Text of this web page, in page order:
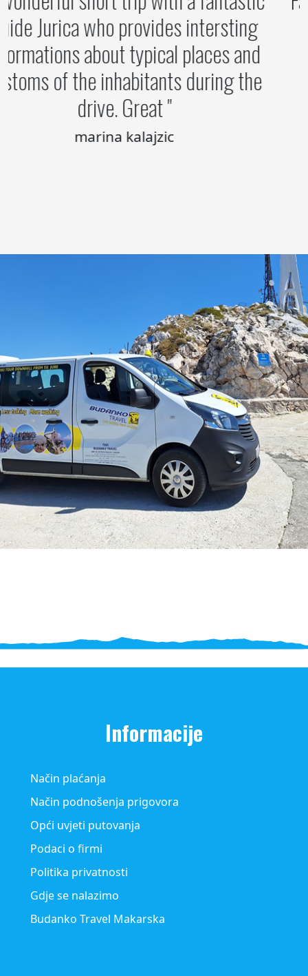
guide Jurica who provides intersting
informations about typical places and
customs of the inhabitants during the
drive. Great
marina kalajzic
Informacije
Način plaćanja
Način podnošenja prigovora
Opći uvjeti putovanja
Podaci o firmi
Politika privatnosti
Gdje se nalazimo
Budanko Travel Makarska